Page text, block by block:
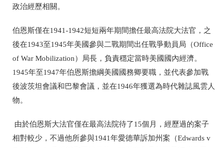
政治經歷相關。
伯恩斯僅在1941-1942短短兩年期間擔任最高法院大法官，之
後在1943至1945年美國參與二戰期間出任戰爭動員 局（Office
of War Mobilization）局長，負責穩定當時美國國內經濟。
1945年至1947年伯恩斯擔綱美國國務卿要職，並代表參加戰
後波茨坦會議和巴黎會議，並在1946年獲選為時代雜誌風雲人
物。
由於伯恩斯大法官僅在最高法院待了15個月，經歷過的案子
相對較少，不過他所參與1941年愛德華訴加州案（Edwards v